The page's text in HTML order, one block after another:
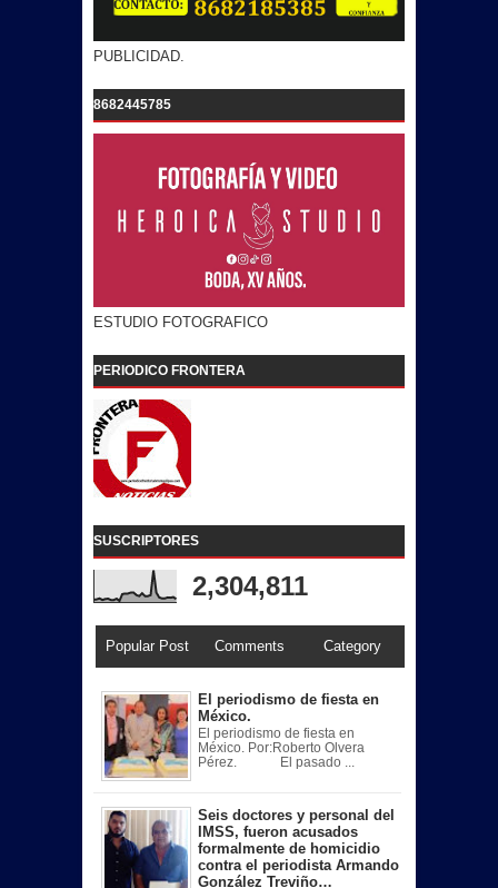
PUBLICIDAD.
8682445785
ESTUDIO FOTOGRAFICO
PERIODICO FRONTERA
SUSCRIPTORES
2,304,811
Popular Post Comments Category
El periodismo de fiesta en
México.
El periodismo de fiesta en
México. Por:Roberto Olvera
Pérez. El pasado ...
Seis doctores y personal del
IMSS, fueron acusados
formalmente de homicidio
contra el periodista Armando
González Treviño…